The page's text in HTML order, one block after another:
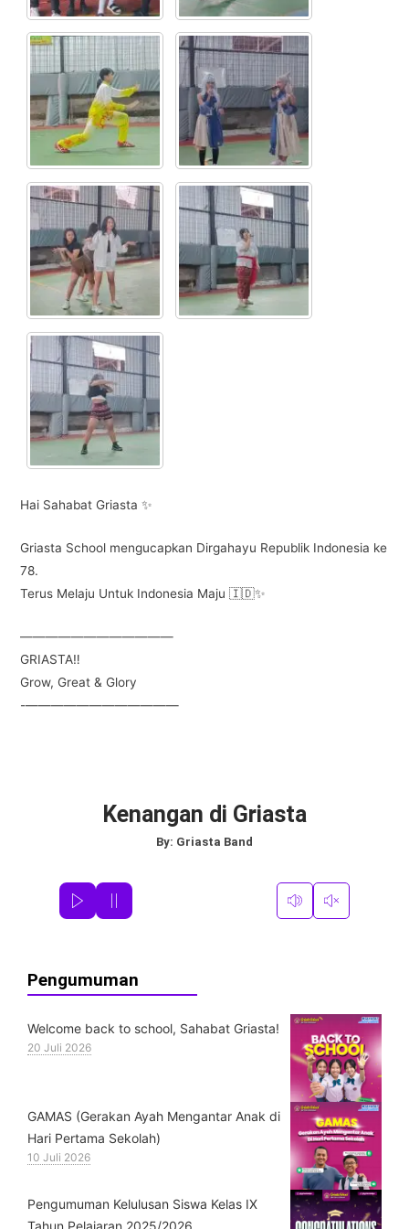
Hai Sahabat Griasta ✨
Griasta School mengucapkan Dirgahayu Republik Indonesia ke
78.
Terus Melaju Untuk Indonesia Maju 🇮🇩✨
————————————
GRIASTA‼️
Grow, Great & Glory
-————————————
Kenangan di Griasta
By: Griasta Band
Pengumuman
Welcome back to school, Sahabat Griasta!
20 Juli 2026
GAMAS (Gerakan Ayah Mengantar Anak di
Hari Pertama Sekolah)
10 Juli 2026
Pengumuman Kelulusan Siswa Kelas IX
Tahun Pelajaran 2025/2026